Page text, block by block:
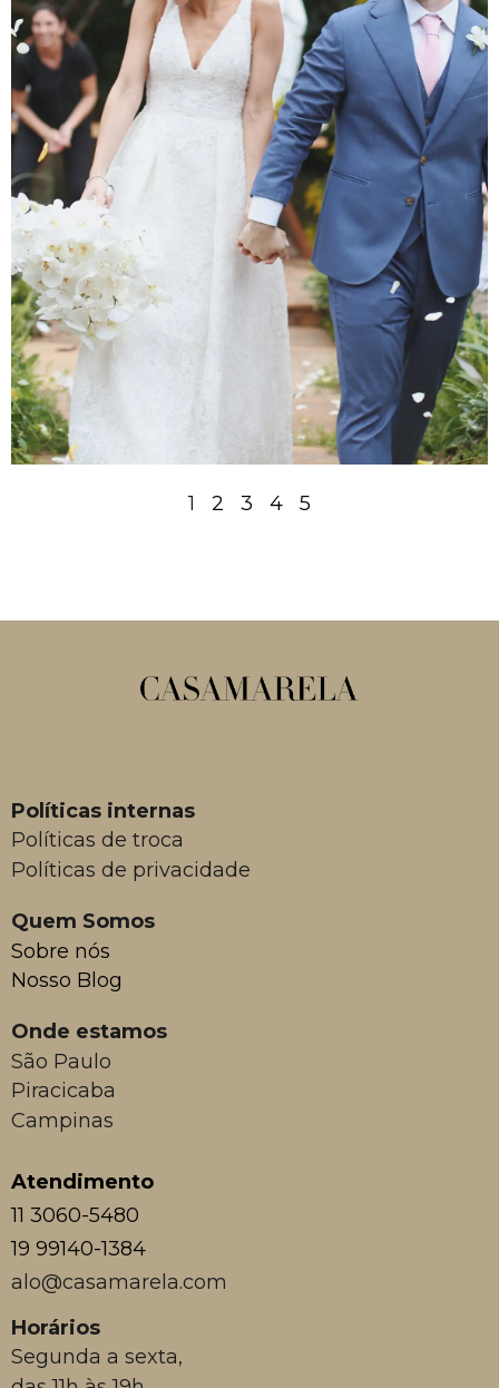
1 2 3 4 5
Políticas internas
Políticas de troca
Políticas de privacidade
Quem Somos
Sobre nós
Nosso Blog
Onde estamos
São Paulo
Piracicaba
Campinas
Atendimento
11 3060-5480
19 99140-1384
alo@casamarela.com
Horários
Segunda a sexta,